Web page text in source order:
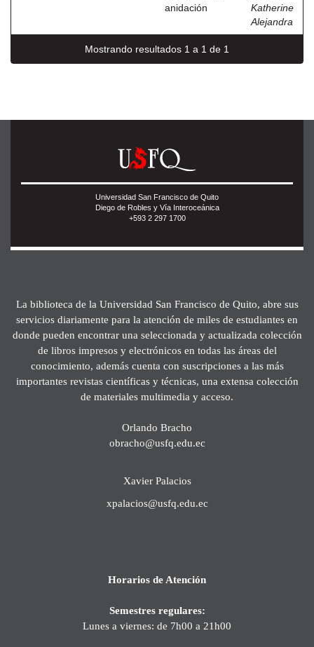
anidación
Katherine
Alejandra
Mostrando resultados 1 a 1 de 1
Universidad San Francisco de Quito
Diego de Robles y Vía Interoceánica
+593 2 297 1700
La biblioteca de la Universidad San Francisco de Quito, abre sus
servicios diariamente para la atención de miles de estudiantes en
donde pueden encontrar una seleccionada y actualizada colección
de libros impresos y electrónicos en todas las áreas del
conocimiento, además cuenta con suscripciones a las más
importantes revistas científicas y técnicas, una extensa colección
de materiales multimedia y acceso.
Orlando Bracho
obracho@usfq.edu.ec
Xavier Palacios
xpalacios@usfq.edu.ec
Horarios de Atención
Semestres regulares:
Lunes a viernes: de 7h00 a 21h00